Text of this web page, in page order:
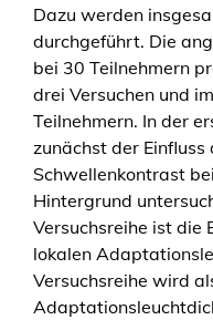
Dazu werden
durchgeführt. Die
bei 30 Teilnehmern
drei Versuchen und
Teilnehmern. In der
zunächst der
Schwellenkontrast
Hintergrund
Versuchsreihe ist die
lokalen
Versuchsreihe wird